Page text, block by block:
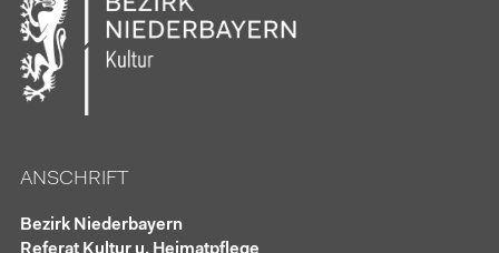
ANSCHRIFT
Bezirk Niederbayern
Referat Kultur u. Heimatpflege